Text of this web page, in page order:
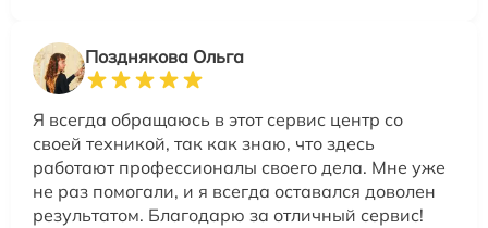
Позднякова Ольга
Я всегда обращаюсь в этот сервис центр со
своей техникой, так как знаю, что здесь
работают профессионалы своего дела. Мне уже
не раз помогали, и я всегда оставался доволен
результатом. Благодарю за отличный сервис!